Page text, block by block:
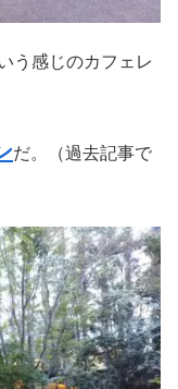
う感じのカフェレ
だ。（過去記事で